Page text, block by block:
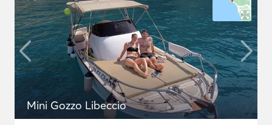
Mini Gozzo Libeccio